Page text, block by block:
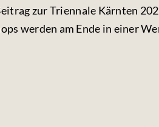
zur Triennale Kärnten
werden am Ende in einer